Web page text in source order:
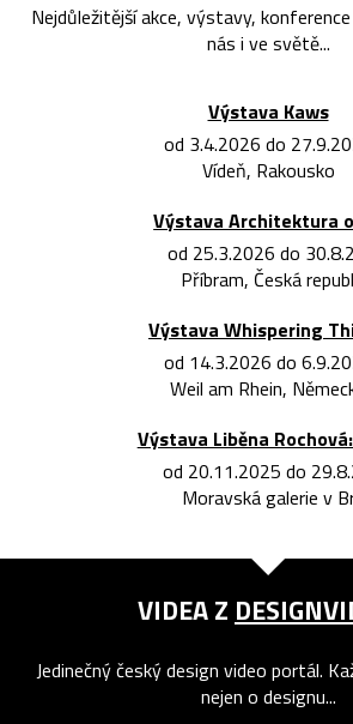
Nejdůležitější akce, výstavy,
nás i ve světě...
Výstava Kaws
od 3.4.2026 do
Vídeň, Rakousko
Výstava Architektura
od 25.3.2026 do
Příbram, Česká
Výstava Whispering
od 14.3.2026 do
Weil am Rhein,
Výstava Liběna
od 20.11.2025 do
Moravská galerie v
VIDEA Z
Jedinečný český design video portál.
nejen o designu...